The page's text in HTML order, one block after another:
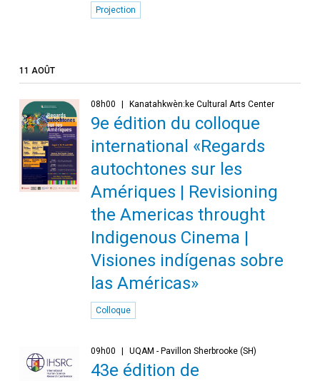
Projection
11 AOÛT
08h00 Kanatahkwèn:ke Cultural Arts Center
9e édition du colloque
international «Regards
autochtones sur les
Amériques | Revisioning
the Americas throught
Indigenous Cinema |
Visiones indígenas sobre
las Américas»
Colloque
09h00 UQAM - Pavillon Sherbrooke (SH)
43e édition de